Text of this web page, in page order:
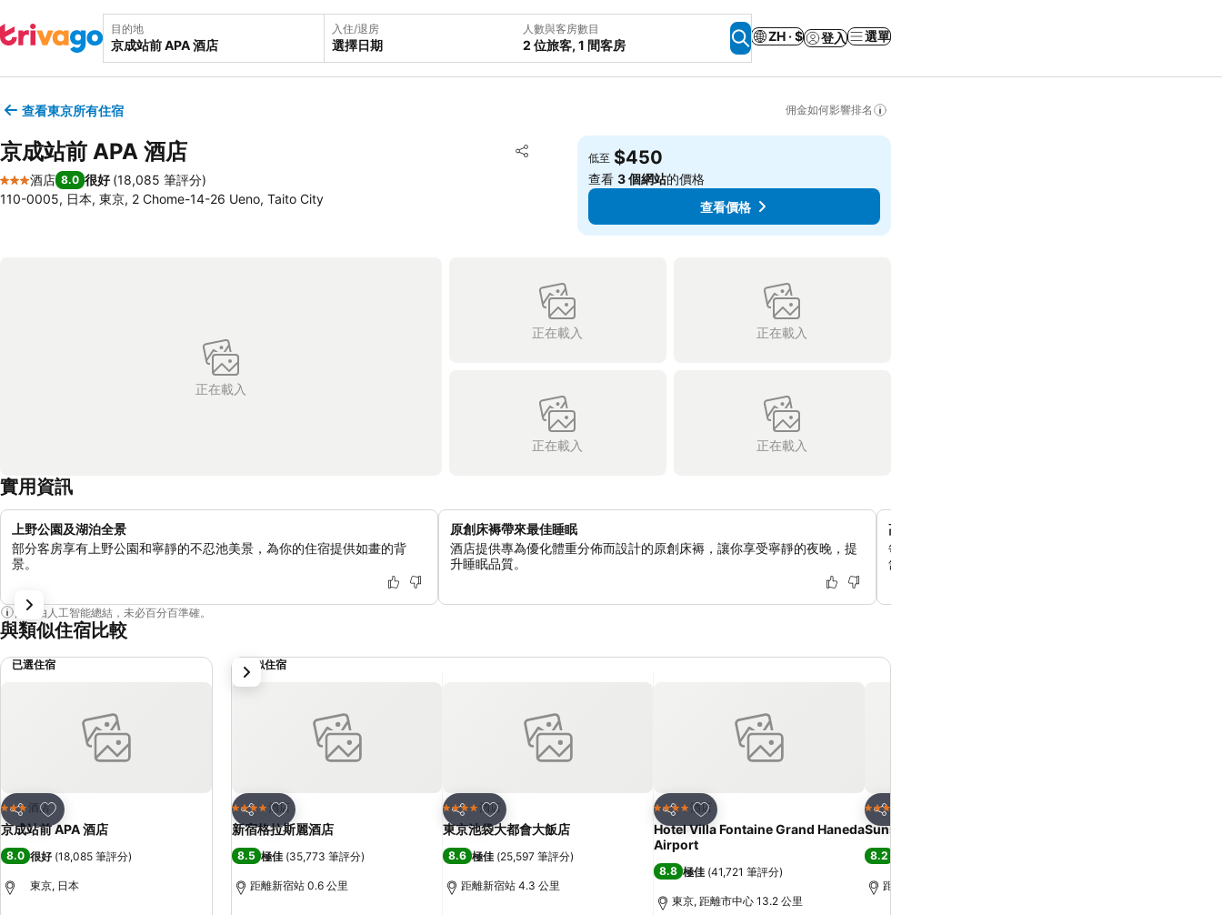
目的地 入住/退房
選擇日期
人數與客房數目
2 位旅客, 1 間客房
ZH · $ 登入 選單
查看東京所有住宿 佣金如何影響排名
京成站前 APA 酒店 分享
放到收藏夾
3 星級
酒店 8.0 很好 (18,085 筆評分)
110-0005, 日本, 東京, 2 Chome-14-26 Ueno, Taito City
低至 $450
查看3 個網站的價格
查看價格
正在載入
正在載入 正在載入
正在載入 正在載入
實用資訊
上野公園及湖泊全景
部分客房享有上野公園和寧靜的不忍池美景，為你的住宿提供如畫的背
景。
原創床褥帶來最佳睡眠
酒店提供專為優化體重分佈而設計的原創床褥，讓你享受寧靜的夜晚，提
升睡眠品質。
高科技廁所提升衛生
每間私人浴室都配備高科技廁所，提供先進功能，帶來卓
舒適感。
內容由人工智能總結，未必百分百準確。
與類似住宿比較
已選住宿
分享
放到收藏夾
3 星級酒店
京成站前 APA 酒店
8.0 很好 (18,085 筆評分)
東京, 日本
類似住宿
分享
放到收藏夾
4 星級 酒店
新宿格拉斯麗酒店
8.5 極佳 (35,773 筆評分)
距離新宿站 0.6 公里
分享
放到收藏夾
4 星級 酒店
東京池袋大都會大飯店
8.6 極佳 (25,597 筆評分)
距離新宿站 4.3 公里
分享
放到收藏夾
4 星級 酒店
Hotel Villa Fontaine Grand Haneda
Airport
8.8 極佳 (41,721 筆評分)
東京, 距離市中心 13.2 公里
分享
4 星級
Sunshine City Prince Hotel
8.2
距離新宿站 5.3 公里
下一步